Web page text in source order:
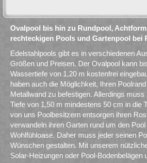
Ovalpool bis hin zu Rundpool,
rechteckigen Pools und Gartenpool bei
Edelstahlpools gibt es in verschiedenen
Größen und Preisen. Der Ovalpool kann
Wassertiefe von 1,20 m kostenfrei
haben auch die Möglichkeit, Ihren
Metallwand zu befestigen. Allerdings muss
Tiefe von 1,50 m mindestens 50 cm in die
von uns Poolbesitzern entsorgen ihren
verwandeln ihren Garten rund um den
Wohlfühloase. Daher muss jeder seinen
Wünschen gestalten. Mit unserem
Solar-Heizungen oder Pool-Bodenbelägen